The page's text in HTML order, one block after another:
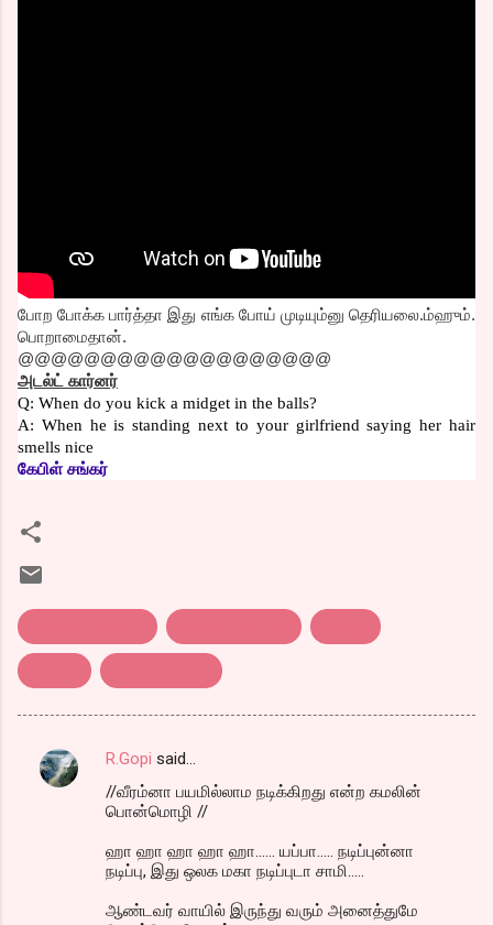
போற போக்க பார்த்தா இது எங்க போய் முடியும்னு தெரியலை.ம்ஹும்.
பொறாமைதான்.
@@@@@@@@@@@@@@@@@@@
அடல்ட் கார்னர்
Q: When do you kick a midget in the balls?
A: When he is standing next to your girlfriend saying her hair
smells nice
கேபிள் சங்கர்
C
R.Gopi said…
//வீரம்னா பயமில்லாம நடிக்கிறது என்ற கமலின்
பொன்மொழி //
ஹா ஹா ஹா ஹா ஹா...... யப்பா..... நடிப்புன்னா
நடிப்பு, இது ஒலக மகா நடிப்புடா சாமி.....
ஆண்டவர் வாயில் இருந்து வரும் அனைத்துமே